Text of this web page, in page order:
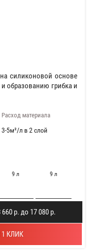
силиконовой основе
образованию грибка и
Расход материала
3-5м²/л в 2 слой
9 л 9 л
660 р. до 17 080 р.
КЛИК